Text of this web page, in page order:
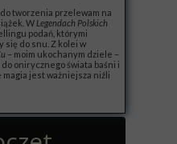
tworzenia przelewam na
W Legendach Polskich
podań, którymi
się do snu. Z kolei w
– moim ukochanym dziele –
do onirycznego świata baśni i
magia jest ważniejsza niźli